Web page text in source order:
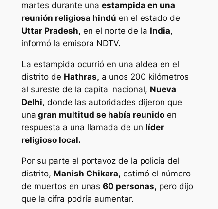
martes durante una estampida en una
reunión religiosa hindú en el estado de
Uttar Pradesh, en el norte de la India,
informó la emisora ​​NDTV.
La estampida ocurrió en una aldea en el
distrito de Hathras, a unos 200 kilómetros
al sureste de la capital nacional, Nueva
Delhi, donde las autoridades dijeron que
una gran multitud se había reunidoen
respuesta a una llamada de un líder
religioso local.
Por su parte el portavoz de la policía del
distrito, Manish Chikara, estimó el número
de muertos en unas 60 personas, pero dijo
que la cifra podría aumentar.